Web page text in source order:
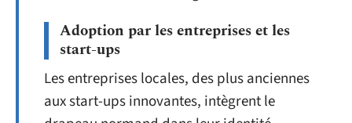
Adoption par les entreprises et les
start-ups
Les entreprises locales, des plus anciennes
aux start-ups innovantes, intègrent le